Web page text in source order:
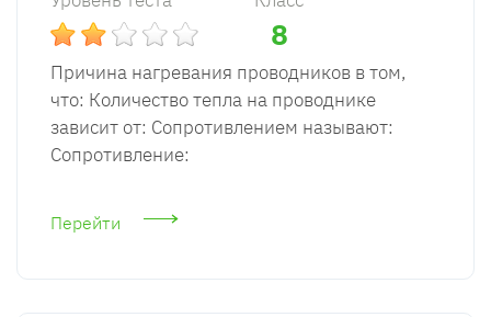
8
Причина нагревания проводников в том,
что: Количество тепла на проводнике
зависит от: Сопротивлением называют:
Сопротивление:
Перейти